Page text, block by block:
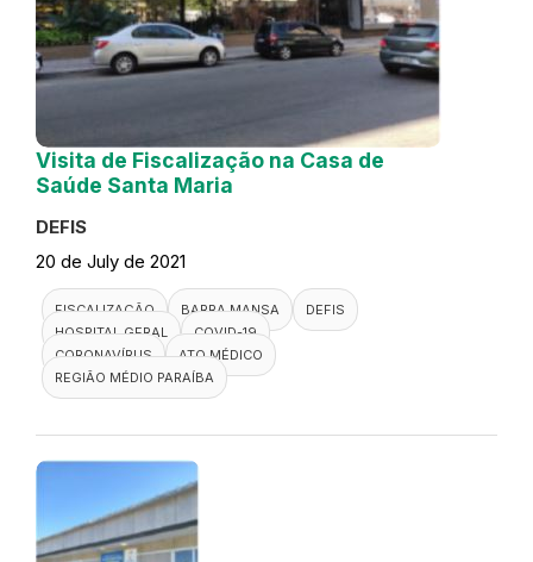
Visita de Fiscalização na Casa de
Saúde Santa Maria
DEFIS
20 de July de 2021
FISCALIZAÇÃO BARRA MANSA
DEFIS
HOSPITAL GERAL
COVID-19
CORONAVÍRUS
ATO MÉDICO
REGIÃO MÉDIO PARAÍBA